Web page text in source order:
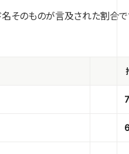
そのものが言及された割合で